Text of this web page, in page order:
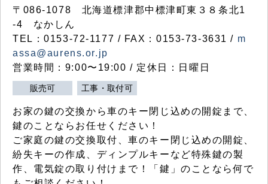
〒086-1078 北海道標津郡中標津町東３８条北1
-4 なかしん
TEL：0153-72-1177 / FAX：0153-73-3631 / m
assa@aurens.or.jp
営業時間：9:00〜19:00 / 定休日：日曜日
販売可 工事・取付可
お家の鍵の交換から車のキー閉じ込めの開錠まで、
鍵のことならお任せください！
ご家庭の鍵の交換取付、車のキー閉じ込めの開錠、
紛失キーの作成、ディンプルキーなど特殊鍵の製
作、電気錠の取り付けまで！「鍵」のことなら何で